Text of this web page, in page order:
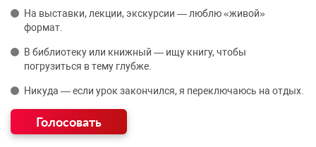
На выставки, лекции, экскурсии — люблю «живой»
формат.
В библиотеку или книжный — ищу книгу, чтобы
погрузиться в тему глубже.
Никуда — если урок закончился, я переключаюсь на отдых.